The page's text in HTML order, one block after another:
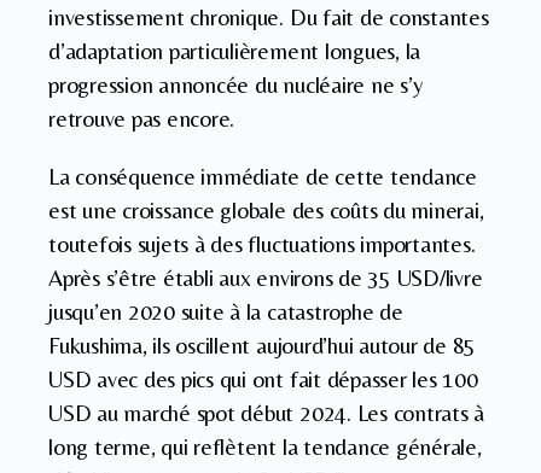
investissement chronique. Du fait de constantes
d’adaptation particulièrement longues, la
progression annoncée du nucléaire ne s’y
retrouve pas encore.
La conséquence immédiate de cette tendance
est une croissance globale des coûts du minerai,
toutefois sujets à des fluctuations importantes.
Après s’être établi aux environs de 35 USD/livre
jusqu’en 2020 suite à la catastrophe de
Fukushima, ils oscillent aujourd’hui autour de 85
USD avec des pics qui ont fait dépasser les 100
USD au marché spot début 2024. Les contrats à
long terme, qui reflètent la tendance générale,